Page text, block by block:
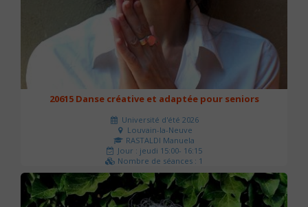
20615 Danse créative et adaptée pour seniors
Université d'été 2026
Louvain-la-Neuve
RASTALDI Manuela
Jour : jeudi 15:00- 16:15
Nombre de séances : 1
0 €